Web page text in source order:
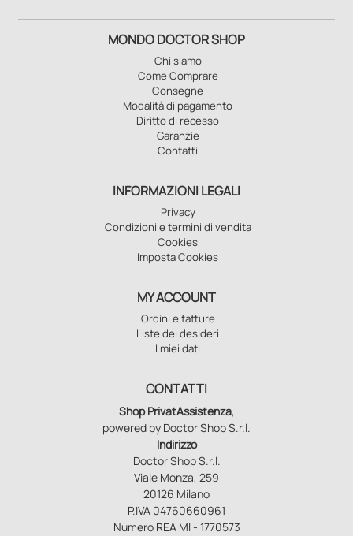
MONDO DOCTOR SHOP
Chi siamo
Come Comprare
Consegne
Modalità di pagamento
Diritto di recesso
Garanzie
Contatti
INFORMAZIONI LEGALI
Privacy
Condizioni e termini di vendita
Cookies
Imposta Cookies
MY ACCOUNT
Ordini e fatture
Liste dei desideri
I miei dati
CONTATTI
Shop PrivatAssistenza,
powered by Doctor Shop S.r.l.
Indirizzo
Doctor Shop S.r.l.
Viale Monza, 259
20126 Milano
P.IVA 04760660961
Numero REA MI - 1770573